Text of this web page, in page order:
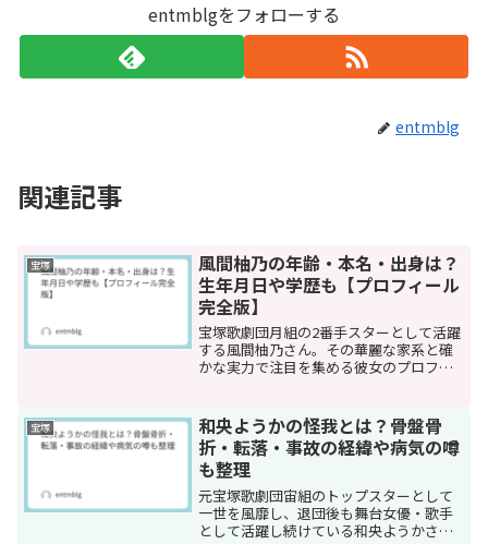
entmblgをフォローする
entmblg
関連記事
宝塚
風間柚乃の年齢・本名・出身は？
生年月日や学歴も【プロフィール
完全版】
宝塚歌劇団月組の2番手スターとして活躍
する風間柚乃さん。その華麗な家系と確
かな実力で注目を集める彼女のプロフィ
んの姪という話題性もありながら、代役
経験を重ねて実力を磨き...
宝塚
和央ようかの怪我とは？骨盤骨
折・転落・事故の経緯や病気の噂
も整理
元宝塚歌劇団宙組のトップスターとして
一世を風靡し、退団後も舞台女優・歌手
として活躍し続けている和央ようかさ